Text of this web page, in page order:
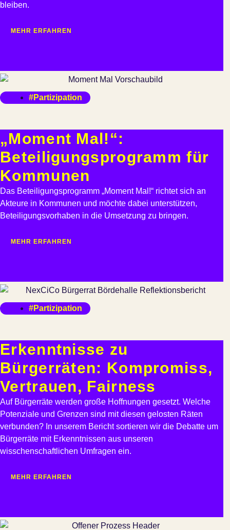
bleiben.
MEHR ERFAHREN
#Partizipation
„Moment Mal!“:
Beteiligungsprogramm für
Kommunen
Das Beteiligungsprogramm „Moment Mal!“ richtet sich an
Akteure in Kommunen und möchte dabei unterstützen,
Beteiligungsvorhaben in die Umsetzung zu bringen.
MEHR ERFAHREN
#Partizipation
Erkenntnisse zu
Bürgerräten: Kompromiss,
Vertrauen, Fairness
Auf Bürgerräte werden große Hoffnungen gesetzt. Welche
Potenziale und Grenzen sind mit diesen gelosten Räten
verbunden? In unserem Bericht sortieren wir die Debatte um
Bürgerräte mit Erkenntnissen aus unseren
wisschenschaftlichen Umfragen ein.
MEHR ERFAHREN